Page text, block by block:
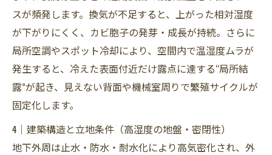
スが頻発します。換気が不足すると、上がった相対湿度
が下がりにくく、カビ胞子の発芽・成長が持続。さらに
局所空調やスポット冷却により、空間内で温湿度ムラが
発生すると、冷えた表面付近だけ露点に達する“局所結
露”が起き、見えない背面や機械室周りで繁殖サイクルが
固定化します。
4｜建築構造と立地条件（高湿度の地盤・密閉性）
地下外周は止水・防水・耐水化により高気密化され、外